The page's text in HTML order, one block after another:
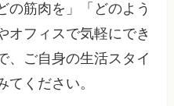
の筋肉を」「どのよう
オフィスで気軽にでき
、ご自身の生活スタイ
てください。